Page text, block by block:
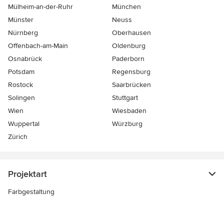
Mülheim-an-der-Ruhr
München
Münster
Neuss
Nürnberg
Oberhausen
Offenbach-am-Main
Oldenburg
Osnabrück
Paderborn
Potsdam
Regensburg
Rostock
Saarbrücken
Solingen
Stuttgart
Wien
Wiesbaden
Wuppertal
Würzburg
Zürich
Projektart
Farbgestaltung